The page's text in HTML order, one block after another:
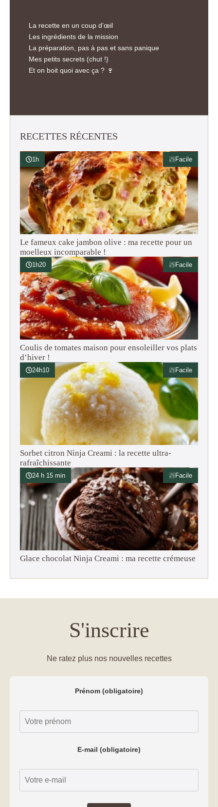
La recette en un coup d’œil
Les ingrédients de la mission
La préparation, pas à pas et sans panique
Mes petits secrets (chut !)
Et on boit quoi avec ça ? 🍷
RECETTES RÉCENTES
1h Facile
Le fameux cake jambon olive : ma recette pour un
moelleux incomparable !
1h20 Facile
Coulis de tomates maison pour ensoleiller vos plats
d’hiver !
24h10 Facile
Sorbet citron Ninja Creami : la recette ultra-
rafraîchissante
24 h 15 min Facile
Glace chocolat Ninja Creami : ma recette crémeuse
S'inscrire
Ne ratez plus nos nouvelles recettes
Prénom (obligatoire)
E-mail (obligatoire)